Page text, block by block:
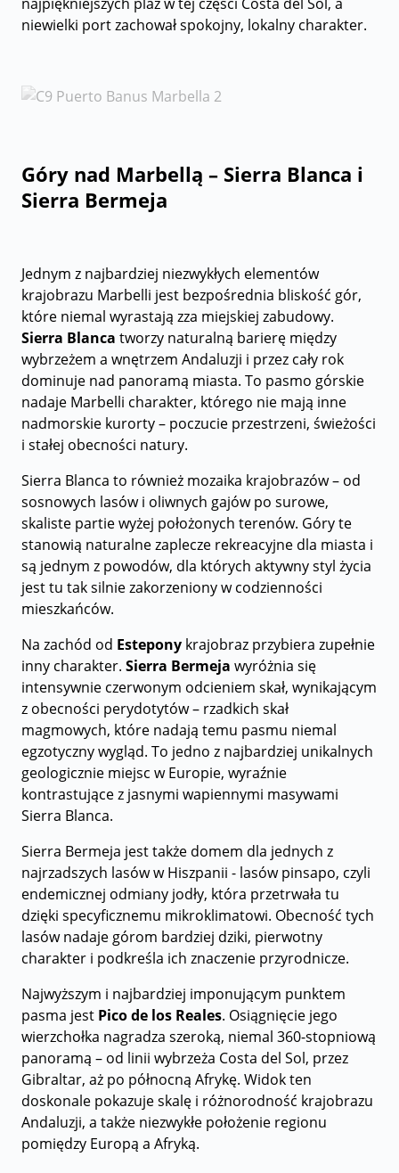
niewielki port zachował spokojny, lokalny charakter.
Góry nad Marbellą – Sierra Blanca i
Sierra Bermeja
Jednym z najbardziej niezwykłych elementów
krajobrazu Marbelli jest bezpośrednia bliskość gór,
które niemal wyrastają zza miejskiej zabudowy.
Sierra Blanca tworzy naturalną barierę między
wybrzeżem a wnętrzem Andaluzji i przez cały rok
dominuje nad panoramą miasta. To pasmo górskie
nadaje Marbelli charakter, którego nie mają inne
nadmorskie kurorty – poczucie przestrzeni, świeżości
i stałej obecności natury.
Sierra Blanca to również mozaika krajobrazów – od
sosnowych lasów i oliwnych gajów po surowe,
skaliste partie wyżej położonych terenów. Góry te
stanowią naturalne zaplecze rekreacyjne dla miasta i
są jednym z powodów, dla których aktywny styl życia
jest tu tak silnie zakorzeniony w codzienności
mieszkańców.
Na zachód od Estepony krajobraz przybiera zupełnie
inny charakter. Sierra Bermeja wyróżnia się
intensywnie czerwonym odcieniem skał, wynikającym
z obecności perydotytów – rzadkich skał
magmowych, które nadają temu pasmu niemal
egzotyczny wygląd. To jedno z najbardziej unikalnych
geologicznie miejsc w Europie, wyraźnie
kontrastujące z jasnymi wapiennymi masywami
Sierra Blanca.
Sierra Bermeja jest także domem dla jednych z
najrzadszych lasów w Hiszpanii - lasów pinsapo, czyli
endemicznej odmiany jodły, która przetrwała tu
dzięki specyficznemu mikroklimatowi. Obecność tych
lasów nadaje górom bardziej dziki, pierwotny
charakter i podkreśla ich znaczenie przyrodnicze.
Najwyższym i najbardziej imponującym punktem
pasma jest Pico de los Reales. Osiągnięcie jego
wierzchołka nagradza szeroką, niemal 360-stopniową
panoramą – od linii wybrzeża Costa del Sol, przez
Gibraltar, aż po północną Afrykę. Widok ten
doskonale pokazuje skalę i różnorodność krajobrazu
Andaluzji, a także niezwykłe położenie regionu
pomiędzy Europą a Afryką.